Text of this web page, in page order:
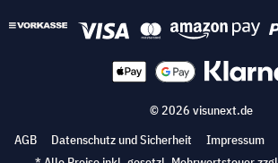
© 2026 visunext.de
AGB
Datenschutz und Sicherheit Impressum